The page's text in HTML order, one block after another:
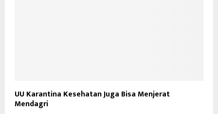
UU Karantina Kesehatan Juga Bisa Menjerat
Mendagri